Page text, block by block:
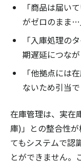
「商品は届い
がゼロのまま…
「入庫処理の
期遅延につな
「他拠点には
ないため引当
在庫管理は、実在
庫)」との整合性
てもシステムで認
とができません。